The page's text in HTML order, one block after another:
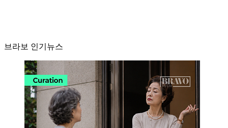
브라보 인기뉴스